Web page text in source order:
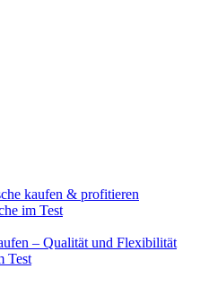
kaufen & profitieren
im Test
– Qualität und Flexibilität
Test